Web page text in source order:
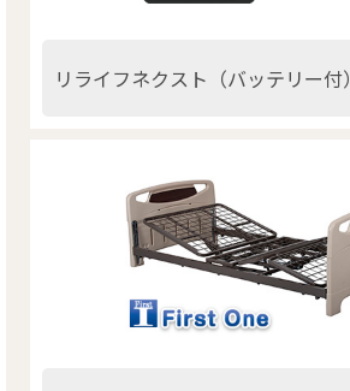
リライフネクスト（バッテリー付）